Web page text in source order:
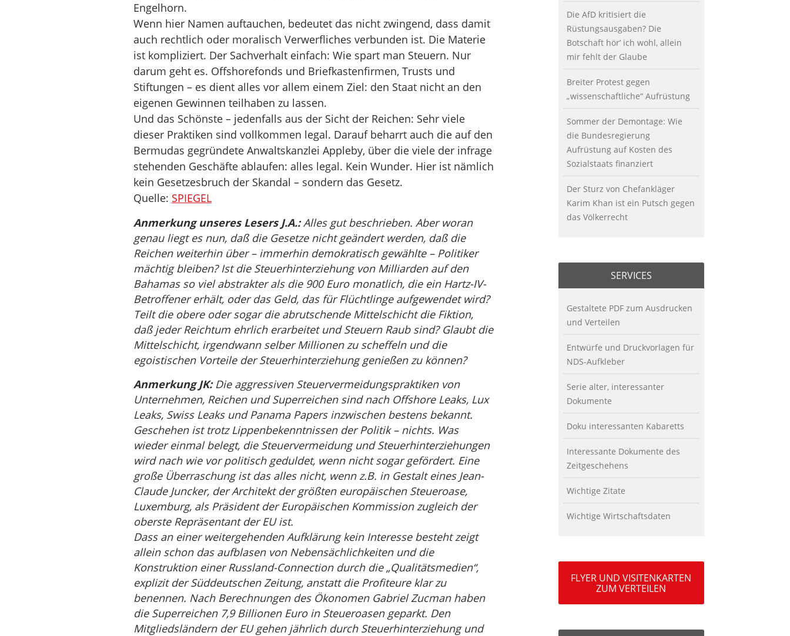
Engelhorn.
Wenn hier Namen auftauchen, bedeutet das nicht zwingend, dass damit
auch rechtlich oder moralisch Verwerfliches verbunden ist. Die Materie
ist kompliziert. Der Sachverhalt einfach: Wie spart man Steuern. Nur
darum geht es. Offshorefonds und Briefkastenfirmen, Trusts und
Stiftungen – es dient alles vor allem einem Ziel: den Staat nicht an den
eigenen Gewinnen teilhaben zu lassen.
Und das Schönste – jedenfalls aus der Sicht der Reichen: Sehr viele
dieser Praktiken sind vollkommen legal. Darauf beharrt auch die auf den
Bermudas gegründete Anwaltskanzlei Appleby, über die viele der infrage
stehenden Geschäfte ablaufen: alles legal. Kein Wunder. Hier ist nämlich
kein Gesetzesbruch der Skandal – sondern das Gesetz.
Quelle: SPIEGEL
Anmerkung unseres Lesers J.A.:Alles gut beschrieben. Aber woran
genau liegt es nun, daß die Gesetze nicht geändert werden, daß die
Reichen weiterhin über – immerhin demokratisch gewählte – Politiker
mächtig bleiben? Ist die Steuerhinterziehung von Milliarden auf den
Bahamas so viel abstrakter als die 900 Euro monatlich, die ein Hartz-IV-
Betroffener erhält, oder das Geld, das für Flüchtlinge aufgewendet wird?
Teilt die obere oder sogar die abrutschende Mittelschicht die Fiktion,
daß jeder Reichtum ehrlich erarbeitet und Steuern Raub sind? Glaubt die
Mittelschicht, irgendwann selber Millionen zu scheffeln und die
egoistischen Vorteile der Steuerhinterziehung genießen zu können?
Anmerkung JK:Die aggressiven Steuervermeidungspraktiken von
Unternehmen, Reichen und Superreichen sind nach Offshore Leaks, Lux
Leaks, Swiss Leaks und Panama Papers inzwischen bestens bekannt.
Geschehen ist trotz Lippenbekenntnissen der Politik – nichts. Was
wieder einmal belegt, die Steuervermeidung und Steuerhinterziehungen
wird nach wie vor politisch geduldet, wenn nicht sogar gefördert. Eine
große Überraschung ist das alles nicht, wenn z.B. in Gestalt eines Jean-
Claude Juncker, der Architekt der größten europäischen Steueroase,
Luxemburg, als Präsident der Europäischen Kommission zugleich der
oberste Repräsentant der EU ist.
Dass an einer weitergehenden Aufklärung kein Interesse besteht zeigt
allein schon das aufblasen von Nebensächlichkeiten und die
Konstruktion einer Russland-Connection durch die „Qualitätsmedien“,
explizit der Süddeutschen Zeitung, anstatt die Profiteure klar zu
benennen. Nach Berechnungen des Ökonomen Gabriel Zucman haben
die Superreichen 7,9 Billionen Euro in Steueroasen geparkt. Den
Mitgliedsländern der EU gehen jährlich durch Steuerhinterziehung und
Die AfD kritisiert die
Rüstungsausgaben? Die
Botschaft hör’ ich wohl, allein
mir fehlt der Glaube
Breiter Protest gegen
„wissenschaftliche“ Aufrüstung
Sommer der Demontage: Wie
die Bundesregierung
Aufrüstung auf Kosten des
Sozialstaats finanziert
Der Sturz von Chefankläger
Karim Khan ist ein Putsch gegen
das Völkerrecht
SERVICES
Gestaltete PDF zum Ausdrucken
und Verteilen
Entwürfe und Druckvorlagen für
NDS-Aufkleber
Serie alter, interessanter
Dokumente
Doku interessanten Kabaretts
Interessante Dokumente des
Zeitgeschehens
Wichtige Zitate
Wichtige Wirtschaftsdaten
FLYER UND VISITENKARTEN
ZUM VERTEILEN